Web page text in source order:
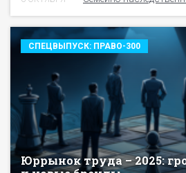
СПЕЦВЫПУСК: ПРАВО-300
Юррынок труда – 2025: